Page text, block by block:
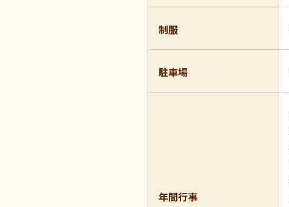
制服
駐車場
年間行事